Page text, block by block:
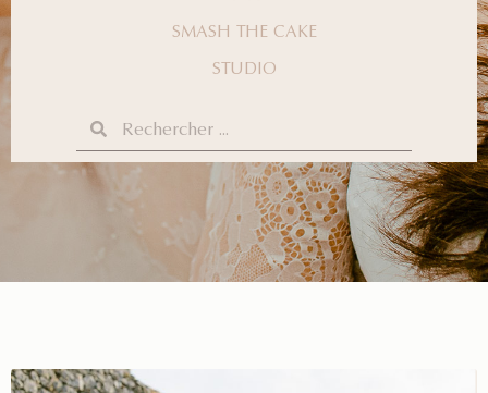
SMASH THE CAKE
STUDIO